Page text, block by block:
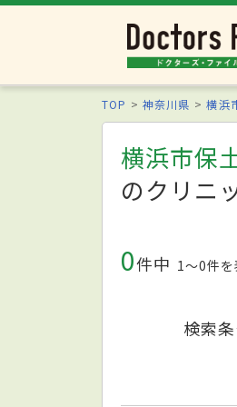
TOP 神奈川県 横浜
横浜市保
のクリニ
0件中 1〜0件を
検索